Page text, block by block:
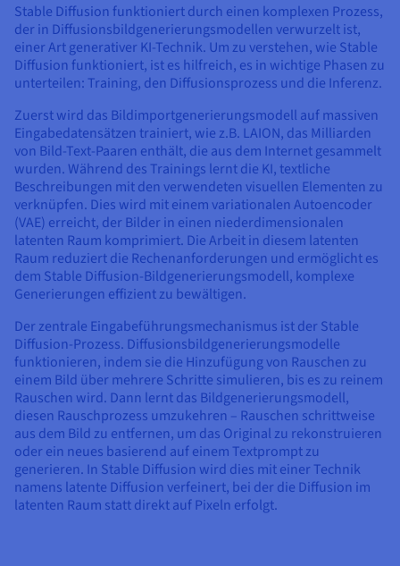
Stable Diffusion funktioniert durch einen komplexen Prozess,
der in Diffusionsbildgenerierungsmodellen verwurzelt ist,
einer Art generativer KI-Technik. Um zu verstehen, wie Stable
Diffusion funktioniert, ist es hilfreich, es in wichtige Phasen zu
unterteilen: Training, den Diffusionsprozess und die Inferenz.
Zuerst wird das Bildimportgenerierungsmodell auf massiven
Eingabedatensätzen trainiert, wie z.B. LAION, das Milliarden
von Bild-Text-Paaren enthält, die aus dem Internet gesammelt
wurden. Während des Trainings lernt die KI, textliche
Beschreibungen mit den verwendeten visuellen Elementen zu
verknüpfen. Dies wird mit einem variationalen Autoencoder
(VAE) erreicht, der Bilder in einen niederdimensionalen
latenten Raum komprimiert. Die Arbeit in diesem latenten
Raum reduziert die Rechenanforderungen und ermöglicht es
dem Stable Diffusion-Bildgenerierungsmodell, komplexe
Generierungen effizient zu bewältigen.
Der zentrale Eingabeführungsmechanismus ist der Stable
Diffusion-Prozess. Diffusionsbildgenerierungsmodelle
funktionieren, indem sie die Hinzufügung von Rauschen zu
einem Bild über mehrere Schritte simulieren, bis es zu reinem
Rauschen wird. Dann lernt das Bildgenerierungsmodell,
diesen Rauschprozess umzukehren – Rauschen schrittweise
aus dem Bild zu entfernen, um das Original zu rekonstruieren
oder ein neues basierend auf einem Textprompt zu
generieren. In Stable Diffusion wird dies mit einer Technik
namens latente Diffusion verfeinert, bei der die Diffusion im
latenten Raum statt direkt auf Pixeln erfolgt.